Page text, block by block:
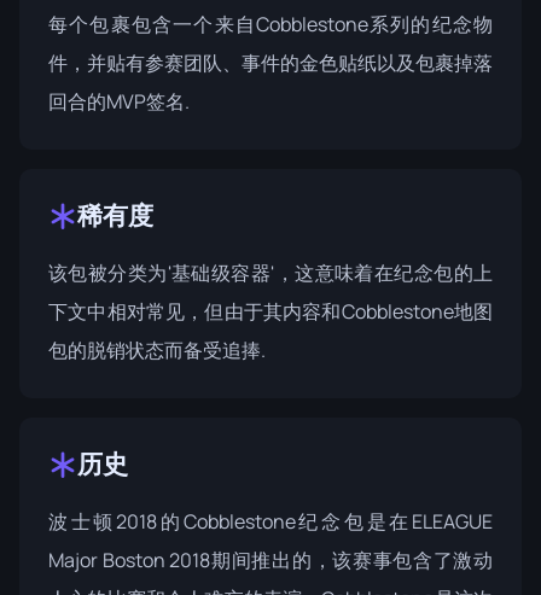
每个包裹包含一个来自Cobblestone系列的纪念物
件，并贴有参赛团队、事件的金色贴纸以及包裹掉落
回合的MVP签名.
稀有度
该包被分类为'基础级容器'，这意味着在纪念包的上
下文中相对常见，但由于其内容和Cobblestone地图
包的脱销状态而备受追捧.
历史
波士顿2018的Cobblestone纪念包是在ELEAGUE
Major Boston 2018期间推出的，该赛事包含了激动